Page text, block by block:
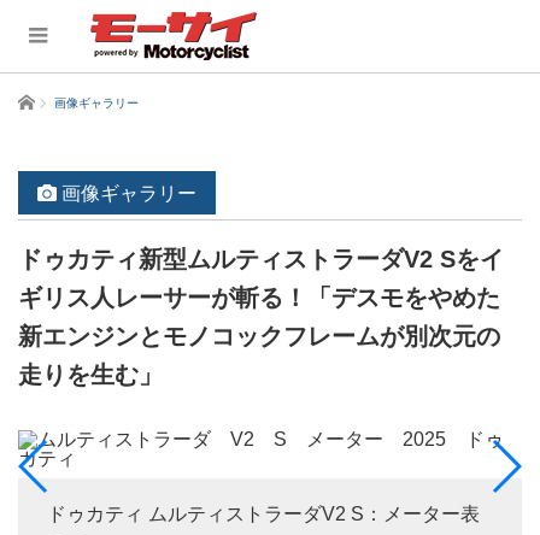
ホーム 画像ギャラリー
画像ギャラリー
ドゥカティ新型ムルティストラーダV2 Sをイ
ギリス人レーサーが斬る！「デスモをやめた
新エンジンとモノコックフレームが別次元の
走りを生む」
ドゥカティ ムルティストラーダV2 S：メーター表